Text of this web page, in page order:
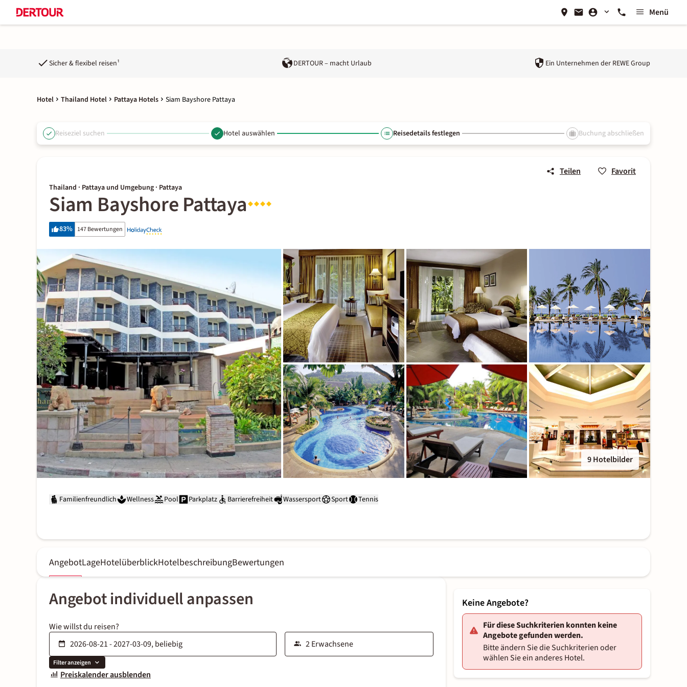
Menü
Sicher & flexibel reisen¹ DERTOUR – macht Urlaub Ein Unternehmen der REWE Group
Hotel Thailand Hotel Pattaya Hotels Siam Bayshore Pattaya
Reiseziel suchen Hotel auswählen Reisedetails festlegen Buchung abschließen
Teilen Favorit
Thailand · Pattaya und Umgebung · Pattaya
Siam Bayshore Pattaya
83% 147 Bewertungen
9 Hotelbilder
Familienfreundlich Wellness Pool Parkplatz Barrierefreiheit Wassersport Sport Tennis
AngebotLageHotelüberblickHotelbeschreibungBewertungen
Angebot individuell anpassen
Wie willst du reisen?
Filter anzeigen
Preiskalender ausblenden
Keine Angebote?
Für diese Suchkriterien konnten keine
Angebote gefunden werden.
Bitte ändern Sie die Suchkriterien oder
wählen Sie ein anderes Hotel.